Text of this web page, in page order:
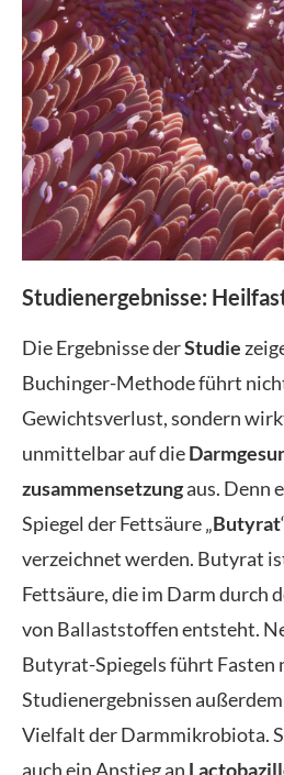
Studienergebnisse:
Die Ergebnisse derStudie
Buchinger-Methode führt
Gewichtsverlust, sondern
unmittelbar auf die
zusammensetzungaus. Denn
Spiegel der Fettsäure „Butyrat
verzeichnet werden. Butyrat
Fettsäure, die im Darm durch
von Ballaststoffen entsteht.
Butyrat-Spiegels führt Fasten
Studienergebnissen
Vielfalt der Darmmikrobiota.
auch ein Anstieg an